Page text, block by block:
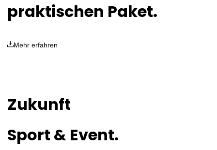
praktischen Paket.
Mehr erfahren
Zukunft
Sport & Event.